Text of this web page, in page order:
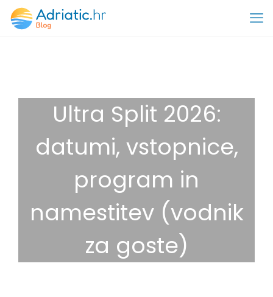
Ultra Split 2026:
datumi, vstopnice,
program in
namestitev (vodnik
za goste)